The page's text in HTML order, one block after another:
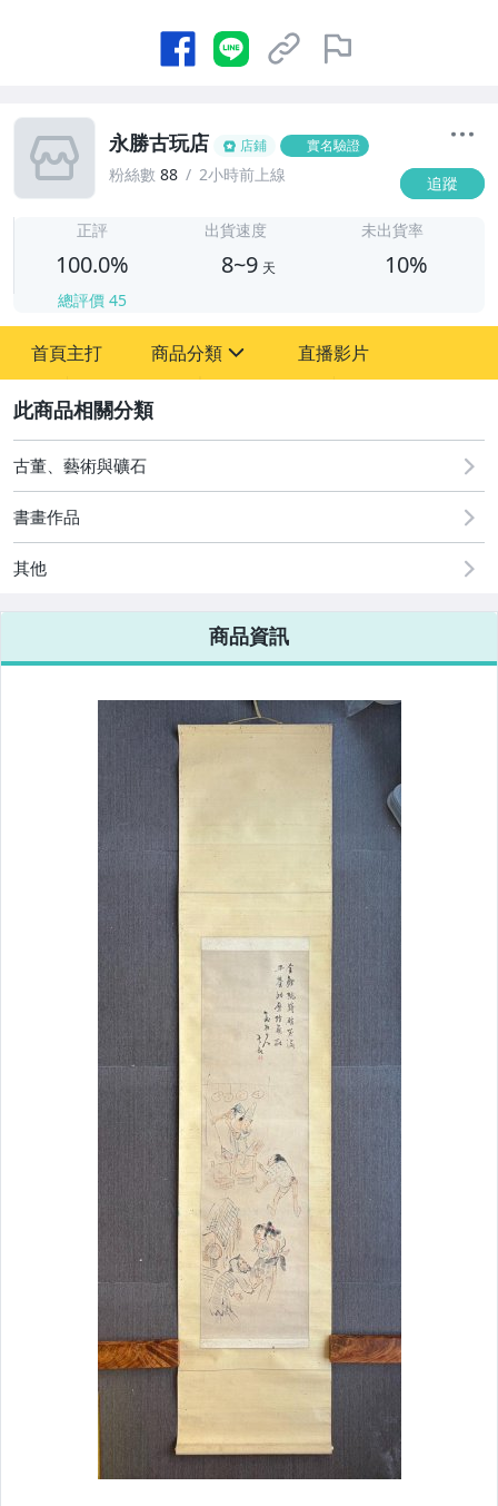
永勝古玩店 店鋪 實名驗證
粉絲數 88 2小時前上線 追蹤
正評
100.0%
總評價 45
出貨速度
8~9 天
未出貨率
10%
首頁主打 商品分類
其它
直播影片
古董、藝術與礦石
書畫作品
其他
商品資訊